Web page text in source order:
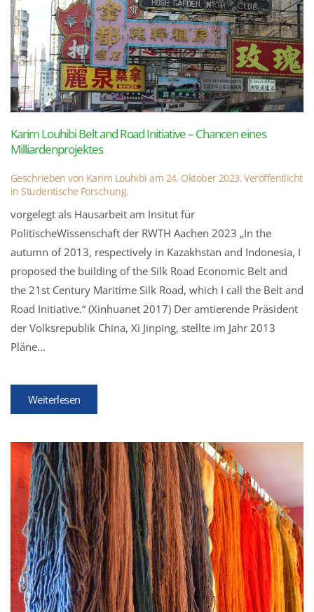
Karim Louhibi Belt and Road Initiative – Chancen eines
Milliardenprojektes
Geschrieben von Karim Louhibi am 24. Oktober 2023. Veröffentlicht
in Studentische Forschung.
vorgelegt als Hausarbeit am Insitut für
PolitischeWissenschaft der RWTH Aachen 2023 „In the
autumn of 2013, respectively in Kazakhstan and Indonesia, I
proposed the building of the Silk Road Economic Belt and
the 21st Century Maritime Silk Road, which I call the Belt and
Road Initiative.“ (Xinhuanet 2017) Der amtierende Präsident
der Volksrepublik China, Xi Jinping, stellte im Jahr 2013
Pläne...
Weiterlesen